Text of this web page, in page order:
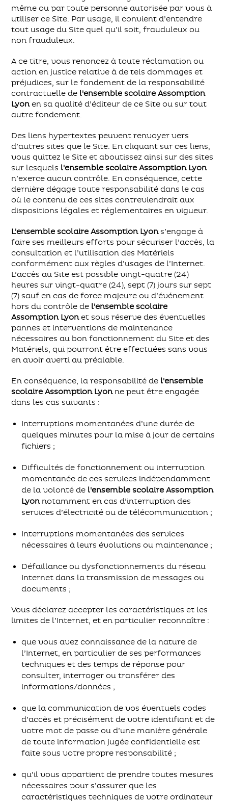
même ou par toute personne autorisée par vous à
utiliser ce Site. Par usage, il convient d’entendre
tout usage du Site quel qu’il soit, frauduleux ou
non frauduleux.
A ce titre, vous renoncez à toute réclamation ou
action en justice relative à de tels dommages et
préjudices, sur le fondement de la responsabilité
contractuelle de l'ensemble scolaire Assomption
Lyonen sa qualité d’éditeur de ce Site ou sur tout
autre fondement.
Des liens hypertextes peuvent renvoyer vers
d’autres sites que le Site. En cliquant sur ces liens,
vous quittez le Site et aboutissez ainsi sur des sites
sur lesquels l'ensemble scolaire Assomption Lyon
n’exerce aucun contrôle. En conséquence, cette
dernière dégage toute responsabilité dans le cas
où le contenu de ces sites contreviendrait aux
dispositions légales et réglementaires en vigueur.
L'ensemble scolaire Assomption Lyons’engage à
faire ses meilleurs efforts pour sécuriser l’accès, la
consultation et l’utilisation des Matériels
conformément aux règles d’usages de l’Internet.
L’accès au Site est possible vingt-quatre (24)
heures sur vingt-quatre (24), sept (7) jours sur sept
(7) sauf en cas de force majeure ou d’événement
hors du contrôle de l'ensemble scolaire
Assomption Lyonet sous réserve des éventuelles
pannes et interventions de maintenance
nécessaires au bon fonctionnement du Site et des
Matériels, qui pourront être effectuées sans vous
en avoir averti au préalable.
En conséquence, la responsabilité de l'ensemble
scolaire Assomption Lyonne peut être engagée
dans les cas suivants :
Interruptions momentanées d’une durée de
quelques minutes pour la mise à jour de certains
fichiers ;
Difficultés de fonctionnement ou interruption
momentanée de ces services indépendamment
de la volonté de l'ensemble scolaire Assomption
Lyonnotamment en cas d’interruption des
services d’électricité ou de télécommunication ;
Interruptions momentanées des services
nécessaires à leurs évolutions ou maintenance ;
Défaillance ou dysfonctionnements du réseau
Internet dans la transmission de messages ou
documents ;
Vous déclarez accepter les caractéristiques et les
limites de l’Internet, et en particulier reconnaître :
que vous avez connaissance de la nature de
l’Internet, en particulier de ses performances
techniques et des temps de réponse pour
consulter, interroger ou transférer des
informations/données ;
que la communication de vos éventuels codes
d’accès et précisément de votre identifiant et de
votre mot de passe ou d’une manière générale
de toute information jugée confidentielle est
faite sous votre propre responsabilité ;
qu’il vous appartient de prendre toutes mesures
nécessaires pour s’assurer que les
caractéristiques techniques de votre ordinateur